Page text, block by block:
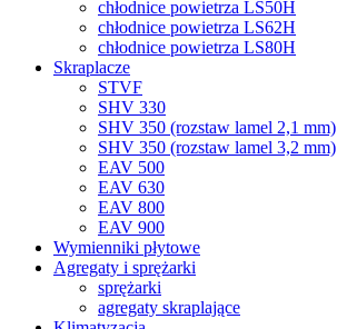
chłodnice powietrza LS50H
chłodnice powietrza LS62H
chłodnice powietrza LS80H
Skraplacze
STVF
SHV 330
SHV 350 (rozstaw lamel 2,1 mm)
SHV 350 (rozstaw lamel 3,2 mm)
EAV 500
EAV 630
EAV 800
EAV 900
Wymienniki płytowe
Agregaty i sprężarki
sprężarki
agregaty skraplające